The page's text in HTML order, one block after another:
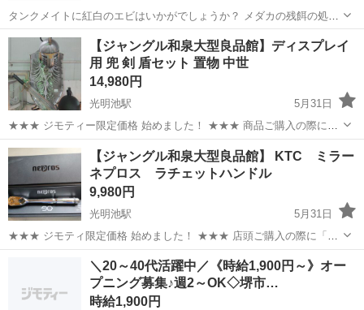
タンクメイトに紅白のエビはいかがでしょうか？ メダカの残餌の処理
やコケの予防に活躍してくれます。 サイズは1cm~2cmほどです。 受
け渡し場所は 光明池周辺のコンビニを 予定しています。 魚用袋でお
渡ししますので 手ぶらで...
大阪 和泉市 光明池駅 その他 個人
【ジャングル和泉大型良品館】ディスプレイ
用 兜 剣 盾セット 置物 中世
14,980円
光明池駅
5月31日
★★★ ジモティー限定価格 始めました！ ★★★ 商品ご購入の際に
「ジモティーを見た」と言っていただくと、 ジモティー限定価格(店頭
価格より3%OFF)でのご購入が可能です。 サカイ引越センターグルー
プのリ...
大阪 和泉市 光明池駅 その他 店頭
【ジャングル和泉大型良品館】 KTC ミラー
ネプロス ラチェットハンドル
9,980円
光明池駅
5月31日
★★★ ジモティ限定価格 始めました！ ★★★ 店頭ご購入の際に「ジ
モティを見た」と言っていただくと、ジモティ限定価格(店頭価格より
3%OFF)でのご購入が可能です。 ぜひ店頭にてスタッフまでお伝えく
ださいませ。...
光明池駅 その他 ネプロス
＼20～40代活躍中／《時給1,900円～》オー
プニング募集♪週2～OK◇堺市…
時給1,900円